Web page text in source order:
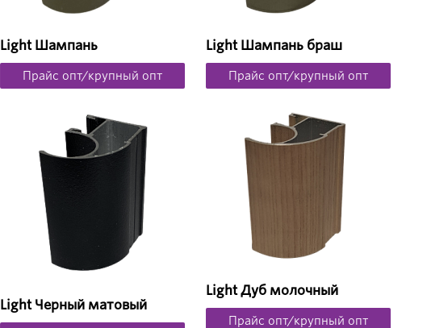
Light Шампань
Прайс опт/крупный опт
Light Шампань браш
Прайс опт/крупный опт
Light Черный матовый
Light Дуб молочный
Прайс опт/крупный опт